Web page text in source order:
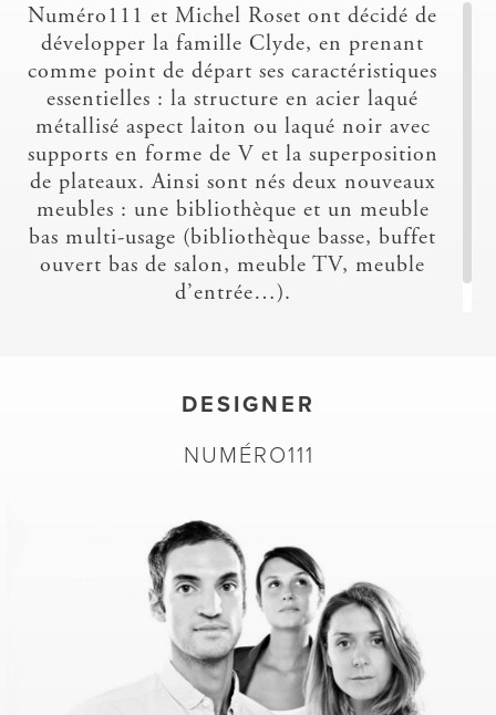
Numéro111 et Michel Roset ont décidé de
développer la famille Clyde, en prenant
comme point de départ ses caractéristiques
essentielles : la structure en acier laqué
métallisé aspect laiton ou laqué noir avec
supports en forme de V et la superposition
de plateaux. Ainsi sont nés deux nouveaux
meubles : une bibliothèque et un meuble
bas multi-usage (bibliothèque basse, buffet
ouvert bas de salon, meuble TV, meuble
d’entrée…).
DESIGNER
NUMÉRO111